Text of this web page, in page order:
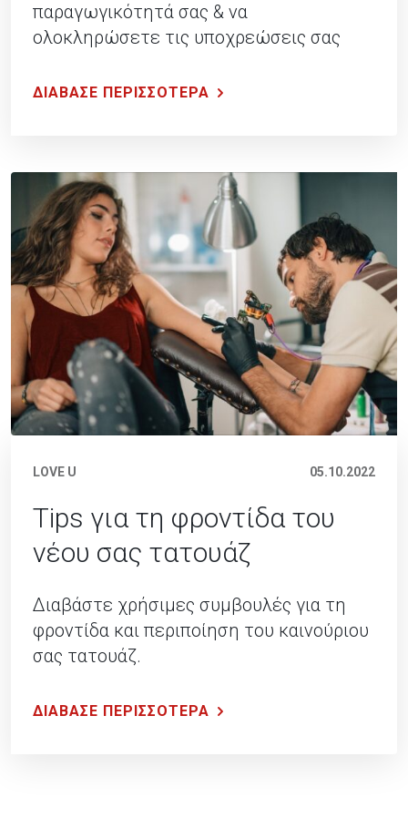
παραγωγικότητά σας & να
ολοκληρώσετε τις υποχρεώσεις σας
ΔΙΑΒΑΣΕ ΠΕΡΙΣΣΟΤΕΡΑ
LOVE U 05.10.2022
Tips για τη φροντίδα του
νέου σας τατουάζ
Διαβάστε χρήσιμες συμβουλές για τη
φροντίδα και περιποίηση του καινούριου
σας τατουάζ.
ΔΙΑΒΑΣΕ ΠΕΡΙΣΣΟΤΕΡΑ